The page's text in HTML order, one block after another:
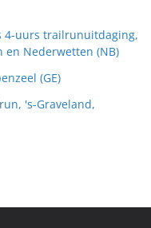
4-uurs trailrunuitdaging,
en Nederwetten (NB)
(GE)
's-Graveland,